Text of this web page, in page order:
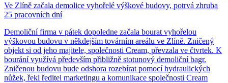
Ve Zlíně začala demolice vyhořelé výškové budovy, potrvá zhruba
25 pracovních dní
Demoliční firma v pátek dopoledne začala bourat vyhořelou
výškovou budovu v někdejším továrním areálu ve Zlíně. Zničený
objekt si od jeho majitele, společnosti Cream, převzala ve čtvrtek. K
bourání využívá především přibližně stotunový demoliční bagr.
Zničenou budovu bude odshora rozebírat pomocí hydraulických
nůžek, řekl ředitel marketingu a komunikace společnosti Cream